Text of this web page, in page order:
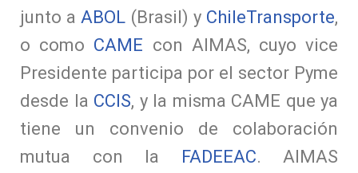
junto a ABOL (Brasil) y ChileTransporte,
o como CAME con AIMAS, cuyo vice
Presidente participa por el sector Pyme
desde la CCIS, y la misma CAME que ya
tiene un convenio de colaboración
mutua con la FADEEAC. AIMAS